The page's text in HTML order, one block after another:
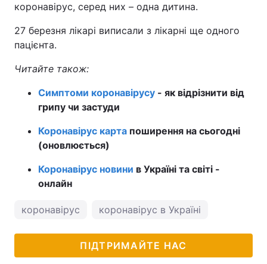
коронавірус, серед них – одна дитина.
27 березня лікарі виписали з лікарні ще одного
пацієнта.
Читайте також:
Симптоми коронавірусу - як відрізнити від
грипу чи застуди
Коронавірус карта поширення на сьогодні
(оновлюється)
Коронавірус новини в Україні та світі -
онлайн
коронавірус коронавірус в Україні
ПІДТРИМАЙТЕ НАС